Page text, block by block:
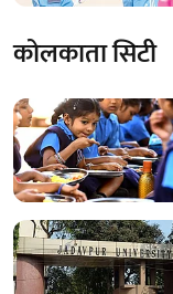
कोलकाता सिटी